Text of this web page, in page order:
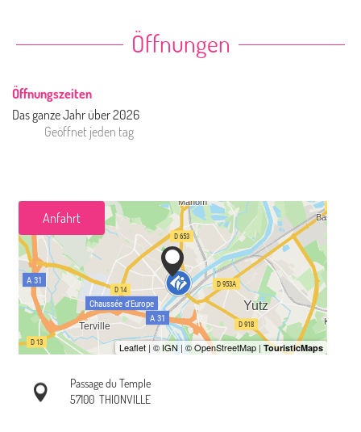
Öffnungen
Öffnungszeiten
Das ganze Jahr über 2026
Geöffnet jeden tag
Anfahrt
Passage du Temple
57100 THIONVILLE